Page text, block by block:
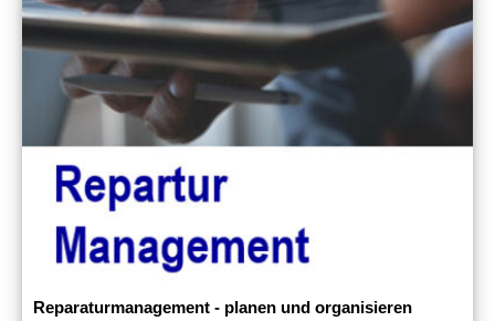
Reparaturmanagement - planen und organisieren